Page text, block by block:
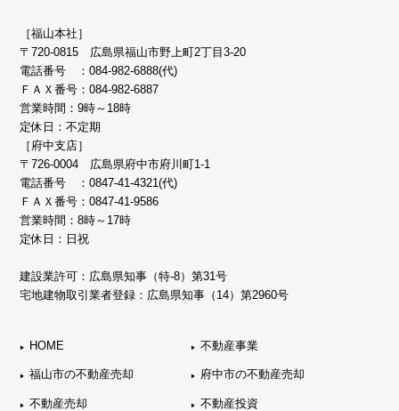
［福山本社］
〒720-0815 広島県福山市野上町2丁目3-20
電話番号 ：084-982-6888(代)
ＦＡＸ番号：084-982-6887
営業時間：9時～18時
定休日：不定期
［府中支店］
〒726-0004 広島県府中市府川町1-1
電話番号 ：0847-41-4321(代)
ＦＡＸ番号：0847-41-9586
営業時間：8時～17時
定休日：日祝
建設業許可：広島県知事（特-8）第31号
宅地建物取引業者登録：広島県知事（14）第2960号
HOME 不動産事業
福山市の不動産売却 府中市の不動産売却
不動産売却 不動産投資